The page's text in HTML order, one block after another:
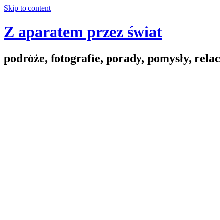
Skip to content
Z aparatem przez świat
podróże, fotografie, porady, pomysły,